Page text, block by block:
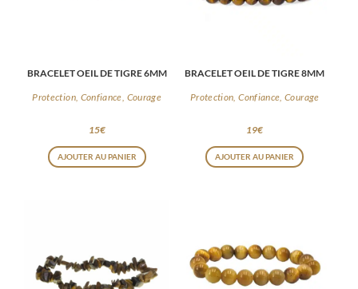
BRACELET OEIL DE TIGRE 6MM
Protection, Confiance, Courage
15€
AJOUTER AU PANIER
BRACELET OEIL DE TIGRE 8MM
Protection, Confiance, Courage
19€
AJOUTER AU PANIER